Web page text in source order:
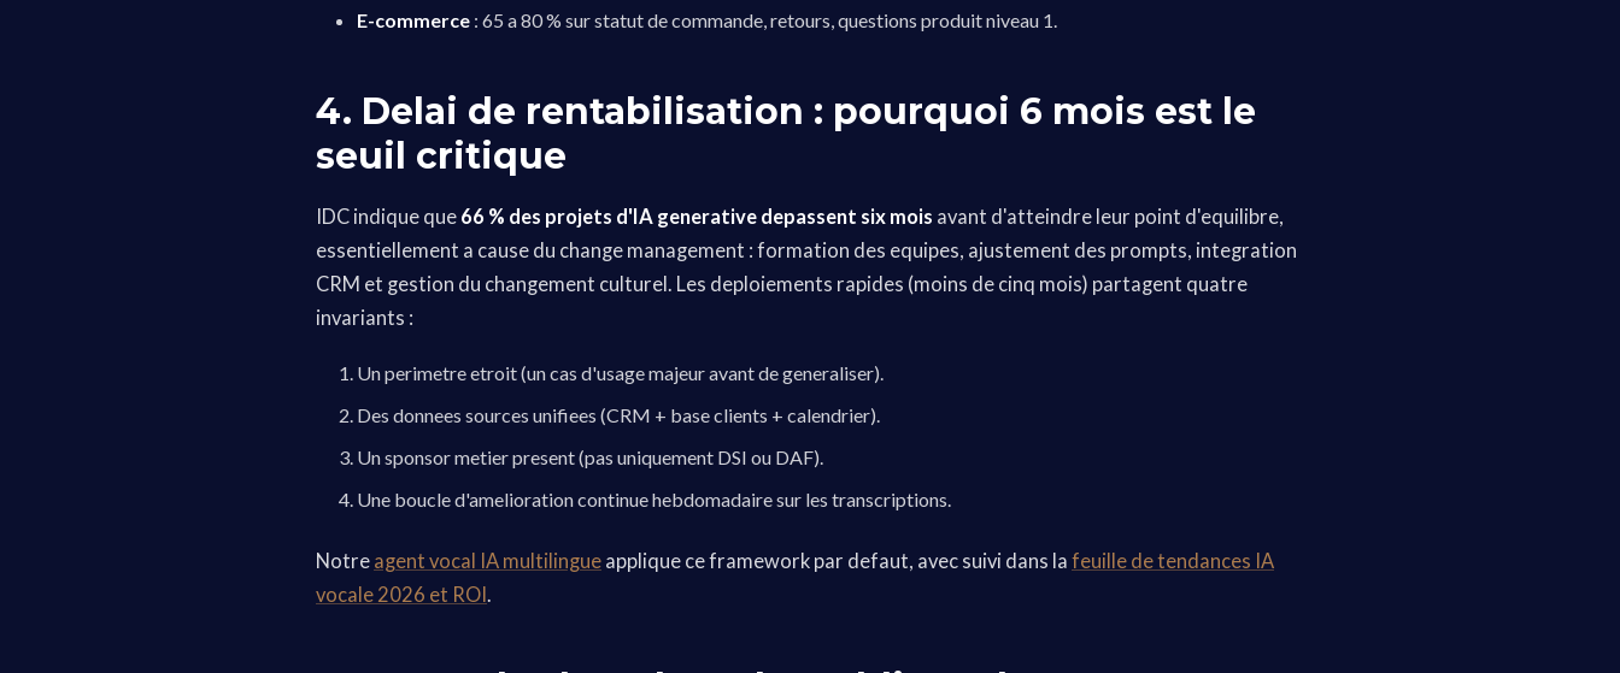
E-commerce : 65 a 80 % sur statut de commande, retours, questions produit niveau 1.
4. Delai de rentabilisation : pourquoi 6 mois est le
seuil critique
IDC indique que 66 % des projets d'IA generative depassent six mois avant d'atteindre leur point d'equilibre,
essentiellement a cause du change management : formation des equipes, ajustement des prompts, integration
CRM et gestion du changement culturel. Les deploiements rapides (moins de cinq mois) partagent quatre
invariants :
Un perimetre etroit (un cas d'usage majeur avant de generaliser).
Des donnees sources unifiees (CRM + base clients + calendrier).
Un sponsor metier present (pas uniquement DSI ou DAF).
Une boucle d'amelioration continue hebdomadaire sur les transcriptions.
Notre agent vocal IA multilingue applique ce framework par defaut, avec suivi dans la feuille de tendances IA
vocale 2026 et ROI .